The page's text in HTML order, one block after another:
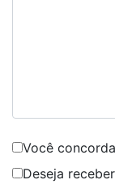
Você
Deseja